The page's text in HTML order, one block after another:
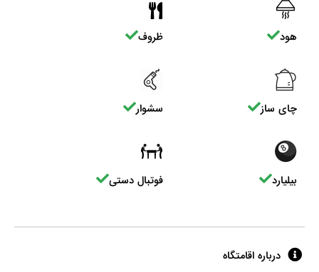
هود ظروف
چای ساز سشوار
بیلیارد فوتبال دستی
درباره اقامتگاه